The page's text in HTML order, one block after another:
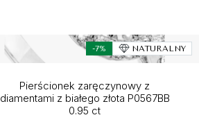
-7% NATURALNY
Pierścionek zaręczynowy z
diamentami z białego złota P0567BB
0.95 ct